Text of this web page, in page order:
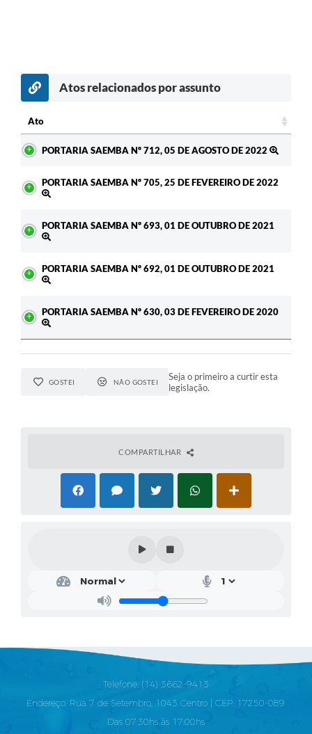
Atos relacionados por assunto
Ato
PORTARIA SAEMBA Nº 712, 05 DE AGOSTO DE 2022
PORTARIA SAEMBA Nº 705, 25 DE FEVEREIRO DE 2022
PORTARIA SAEMBA Nº 693, 01 DE OUTUBRO DE 2021
PORTARIA SAEMBA Nº 692, 01 DE OUTUBRO DE 2021
PORTARIA SAEMBA Nº 630, 03 DE FEVEREIRO DE 2020
GOSTEI NÃO GOSTEI
Seja o primeiro a curtir esta
legislação.
COMPARTILHAR
Telefone: (14) 3662-9413
Endereço: Rua 7 de Setembro, 1043 Centro | CEP: 17250-089
Das 07:30hs às 17:00hs